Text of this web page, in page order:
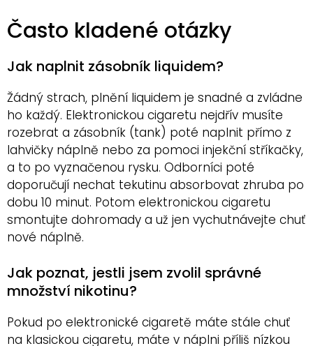
Často kladené otázky
Jak naplnit zásobník liquidem?
Žádný strach, plnění liquidem je snadné a zvládne
ho každý. Elektronickou cigaretu nejdřív musíte
rozebrat a zásobník (tank) poté naplnit přímo z
lahvičky náplně nebo za pomoci injekční stříkačky,
a to po vyznačenou rysku. Odborníci poté
doporučují nechat tekutinu absorbovat zhruba po
dobu 10 minut. Potom elektronickou cigaretu
smontujte dohromady a už jen vychutnávejte chuť
nové náplně.
Jak poznat, jestli jsem zvolil správné
množství nikotinu?
Pokud po elektronické cigaretě máte stále chuť
na klasickou cigaretu, máte v náplni příliš nízkou